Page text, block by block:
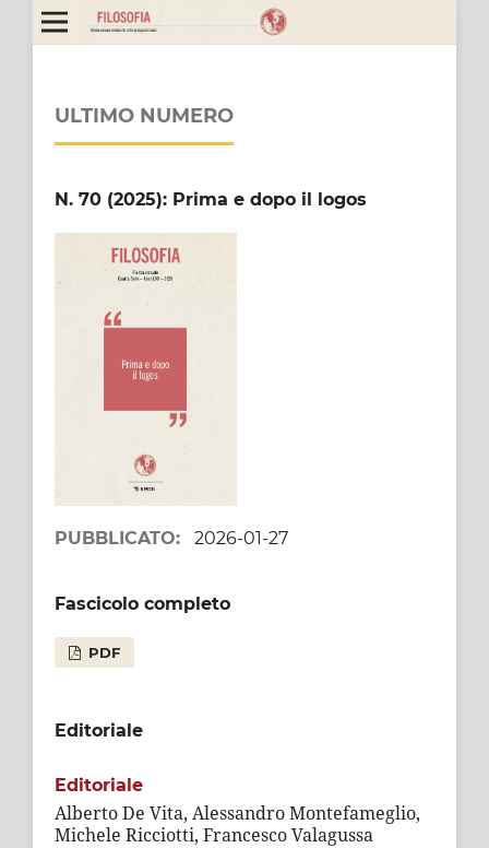
ULTIMO NUMERO
N. 70 (2025): Prima e dopo il logos
PUBBLICATO: 2026-01-27
Fascicolo completo
PDF
Editoriale
Editoriale
Alberto De Vita, Alessandro Montefameglio,
Michele Ricciotti, Francesco Valagussa